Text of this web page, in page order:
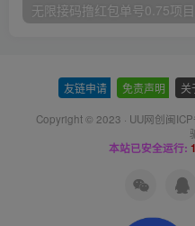
友链申请 免责声明 关
Copyright © 2023 · UU网创闽
本站已安全运行: